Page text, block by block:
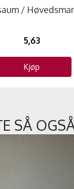
/
5,63
Kjøp
SÅ